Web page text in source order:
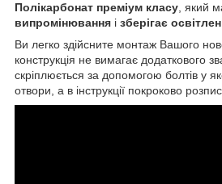
Полікарбонат преміум класу , який
випромінювання і зберігає
Ви легко здійсните монтаж Вашого
конструкція не вимагає додаткового
скріплюється за допомогою болтів у
отвори, а в інструкції покроково